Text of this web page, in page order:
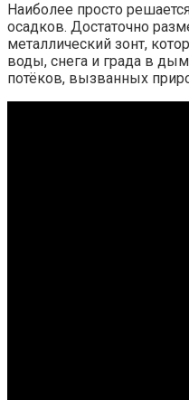
Наиболее просто
осадков. Достаточно
металлический зонт,
воды, снега и града в
потёков, вызванных